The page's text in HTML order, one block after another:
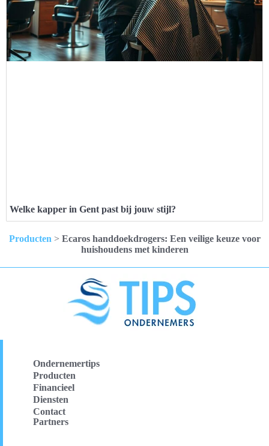
Welke kapper in Gent past bij jouw stijl?
Producten > Ecaros handdoekdrogers: Een veilige keuze voor
huishoudens met kinderen
Ondernemertips
Producten
Financieel
Diensten
Contact
Partners